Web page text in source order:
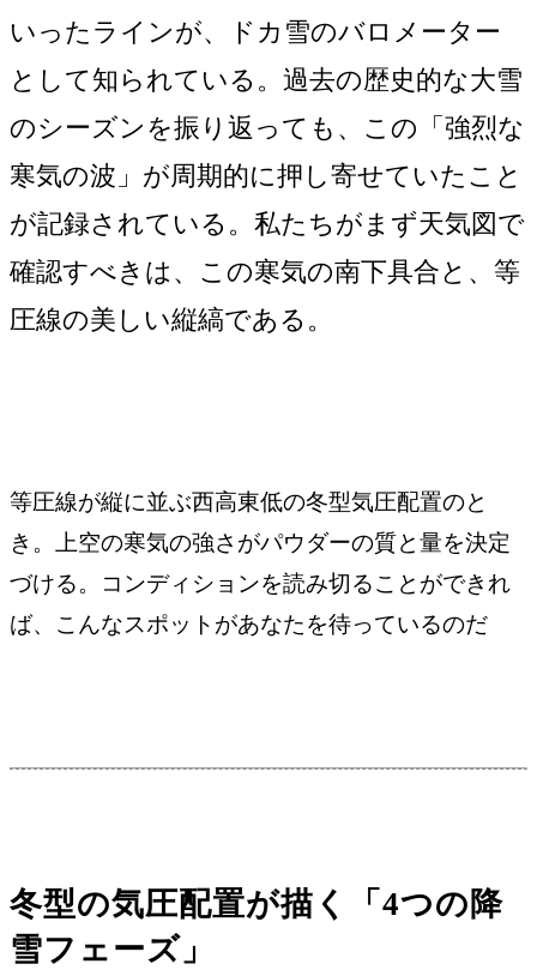
いったラインが、ドカ雪のバロメーター
として知られている。過去の歴史的な大雪
のシーズンを振り返っても、この「強烈な
寒気の波」が周期的に押し寄せていたこと
が記録されている。私たちがまず天気図で
確認すべきは、この寒気の南下具合と、等
圧線の美しい縦縞である。
等圧線が縦に並ぶ西高東低の冬型気圧配置のと
き。上空の寒気の強さがパウダーの質と量を決定
づける。コンディションを読み切ることができれ
ば、こんなスポットがあなたを待っているのだ
冬型の気圧配置が描く「4つの降
雪フェーズ」